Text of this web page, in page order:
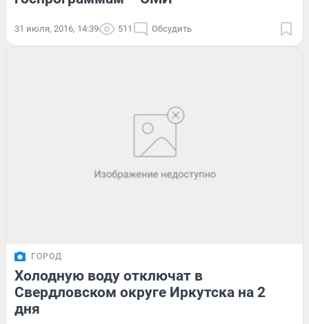
31 июля, 2016, 14:39 511 Обсудить
ГОРОД
Холодную воду отключат в
Свердловском округе Иркутска на 2
дня